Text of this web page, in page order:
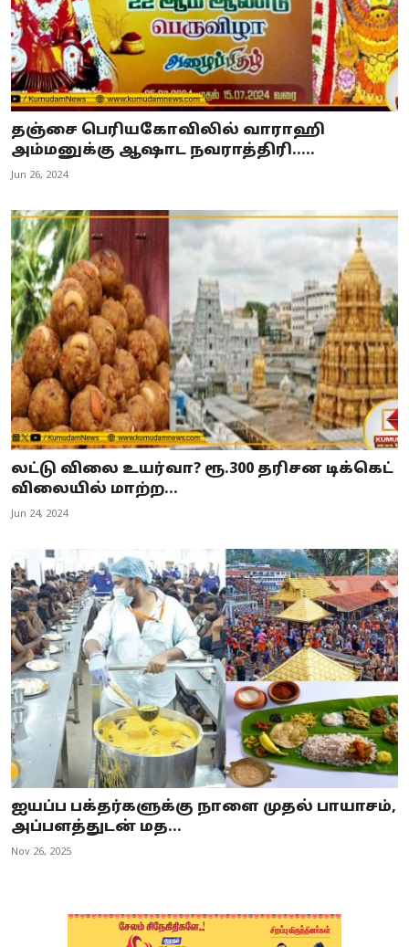
தஞ்சை பெரியகோவிலில் வாராஹி
அம்மனுக்கு ஆஷாட நவராத்திரி.....
Jun 26, 2024
லட்டு விலை உயர்வா? ரூ.300 தரிசன டிக்கெட்
விலையில் மாற்ற...
Jun 24, 2024
ஐயப்ப பக்தர்களுக்கு நாளை முதல் பாயாசம்,
அப்பளத்துடன் மத...
Nov 26, 2025